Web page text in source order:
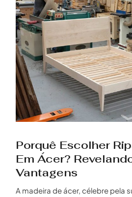
Porquê Escolher
Em Ácer?
Vantagens
A madeira de ácer, célebre pela